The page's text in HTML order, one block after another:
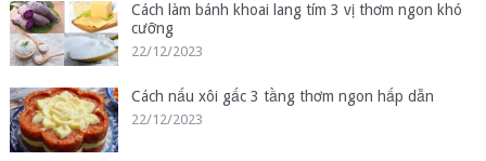
Cách làm bánh khoai lang tím 3 vị thơm ngon khó
cưỡng
22/12/2023
Cách nấu xôi gấc 3 tầng thơm ngon hấp dẫn
22/12/2023